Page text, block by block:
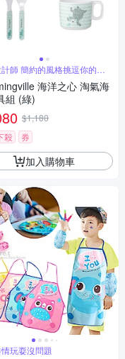
師 簡約的風格挑逗你的味
海洋之心 淘氣海
組 (綠)
$1,180
殺
券
加入購物車
玩耍沒問題